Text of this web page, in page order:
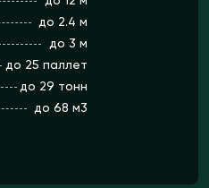
до 2.4 м
до 3 м
до 25 паллет
до 29 тонн
до 68 м3